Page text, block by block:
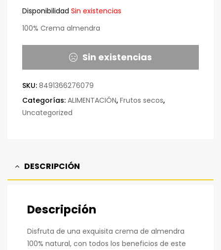
Disponibilidad Sin existencias
100% Crema almendra
Sin existencias
SKU: 8491366276079
Categorías: ALIMENTACIÓN, Frutos secos,
Uncategorized
DESCRIPCIÓN
Descripción
Disfruta de una exquisita crema de almendra
100% natural, con todos los beneficios de este